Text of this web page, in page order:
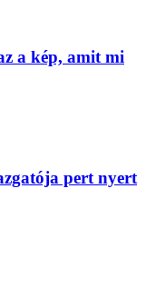
a kép, amit mi
pert nyert